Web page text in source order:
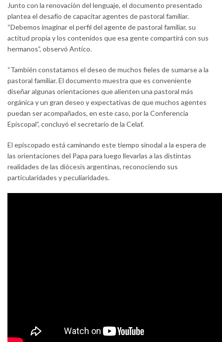
Junto con la renovación del lenguaje, el documento presentado
plantea el desafío de capacitar agentes de pastoral familiar.
“Debemos imaginar el perfil del agente de pastoral familiar, su
actitud propia y los contenidos que esa gente compartirá con sus
hermanos”, observó Antico.
“También constatamos el deseo de muchos fieles de sumarse a la
pastoral familiar. El documento muestra que es conveniente
diseñar algunas orientaciones que alienten una pastoral más
orgánica y un gran deseo y expectativas de que muchos agentes
puedan ser acompañados, en este caso, por la Conferencia
Episcopal”, concluyó el secretario de la Celaf.
El episcopado está caminando este tiempo sinodal a la espera de
las orientaciones del Papa para luego llevarlas a las distintas
realidades de las diócesis argentinas, reconociendo sus
particularidades y peculiaridades.